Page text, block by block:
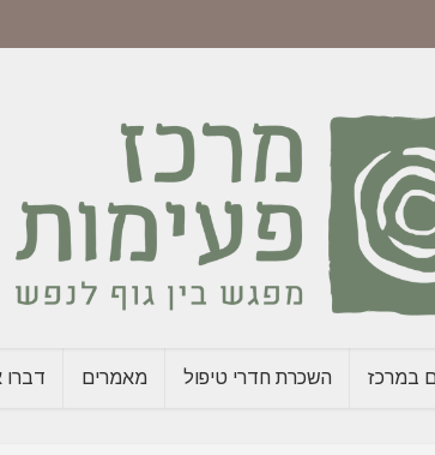
במרכז השכרת חדרי טיפול מאמרים דברו